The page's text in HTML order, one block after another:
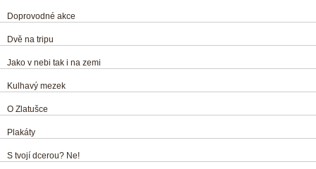
Doprovodné akce
Dvě na tripu
Jako v nebi tak i na zemi
Kulhavý mezek
O Zlatušce
Plakáty
S tvojí dcerou? Ne!